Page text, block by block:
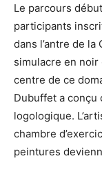
Le parcours
participants
dans l’antre de
simulacre en noir
centre de ce
Dubuffet a
logologique.
chambre
peintures